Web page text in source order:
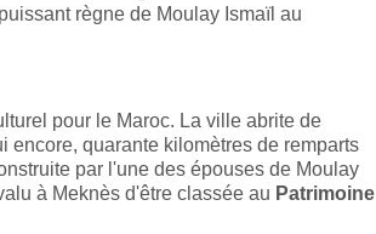
règne de Moulay Ismaïl au
pour le Maroc. La ville abrite de
encore, quarante kilomètres de remparts
par l'une des épouses de Moulay
à Meknès d'être classée au Patrimoine